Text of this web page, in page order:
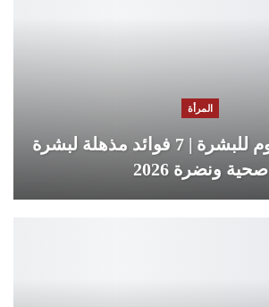
المرأة
فوائد زيت الثوم للبشرة | 7 فوائد مذهلة لبشرة
صحية ونضرة 2026